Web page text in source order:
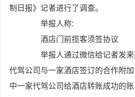
制日报》记者进行了调查。
举报人称:
酒店门前揽客须签协议
举报人通过微信给记者发来
代驾公司与一家酒店签订的合作附
中一家代驾公司给酒店转账成功的账